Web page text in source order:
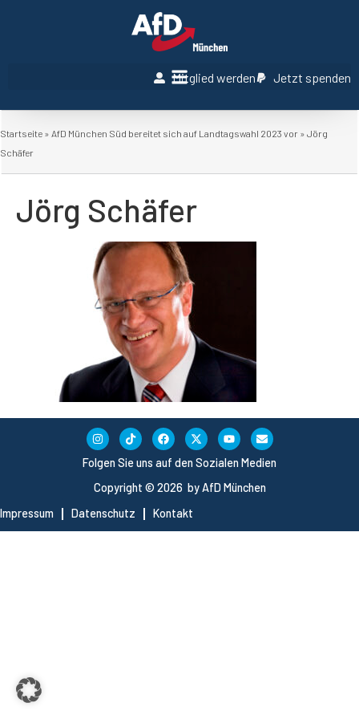
Mitglied werden Jetzt spenden
Startseite » AfD München Süd bereitet sich auf Landtagswahl 2023 vor » Jörg
Schäfer
Jörg Schäfer
Copyright © 2026 by AfD München
Impressum
Datenschutz Kontakt
Folgen Sie uns auf den Sozialen Medien